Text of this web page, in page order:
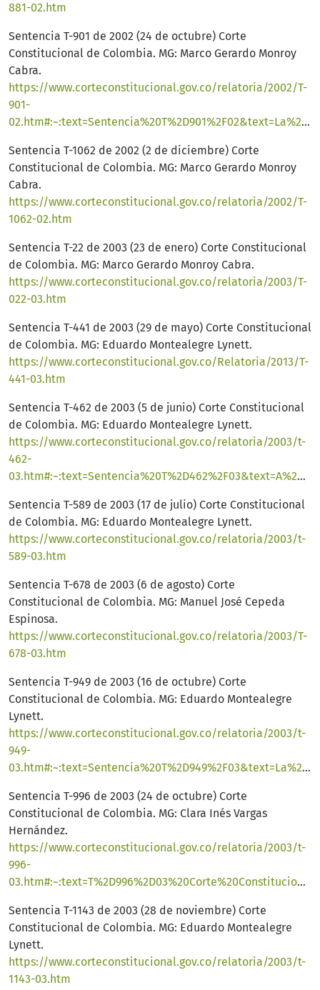
881-02.htm
Sentencia T-901 de 2002 (24 de octubre) Corte
Constitucional de Colombia. MG: Marco Gerardo Monroy
Cabra.
https://www.corteconstitucional.gov.co/relatoria/2002/T-
901-
02.htm#:~:text=Sentencia%20T%2D901%2F02&text=La%20mora%2C%20como%20t%C3%ADtulo%20jur%C3%ADdico,acuerdo%20con%20el%20plazo%20estipulado
Sentencia T-1062 de 2002 (2 de diciembre) Corte
Constitucional de Colombia. MG: Marco Gerardo Monroy
Cabra.
https://www.corteconstitucional.gov.co/relatoria/2002/T-
1062-02.htm
Sentencia T-22 de 2003 (23 de enero) Corte Constitucional
de Colombia. MG: Marco Gerardo Monroy Cabra.
https://www.corteconstitucional.gov.co/relatoria/2003/T-
022-03.htm
Sentencia T-441 de 2003 (29 de mayo) Corte Constitucional
de Colombia. MG: Eduardo Montealegre Lynett.
https://www.corteconstitucional.gov.co/Relatoria/2013/T-
441-03.htm
Sentencia T-462 de 2003 (5 de junio) Corte Constitucional
de Colombia. MG: Eduardo Montealegre Lynett.
https://www.corteconstitucional.gov.co/relatoria/2003/t-
462-
03.htm#:~:text=Sentencia%20T%2D462%2F03&text=A%20partir%20de%20la%20propia,actuaciones%20de%20las%20autoridades%20judiciales
Sentencia T-589 de 2003 (17 de julio) Corte Constitucional
de Colombia. MG: Eduardo Montealegre Lynett.
https://www.corteconstitucional.gov.co/relatoria/2003/t-
589-03.htm
Sentencia T-678 de 2003 (6 de agosto) Corte
Constitucional de Colombia. MG: Manuel José Cepeda
Espinosa.
https://www.corteconstitucional.gov.co/relatoria/2003/T-
678-03.htm
Sentencia T-949 de 2003 (16 de octubre) Corte
Constitucional de Colombia. MG: Eduardo Montealegre
Lynett.
https://www.corteconstitucional.gov.co/relatoria/2003/t-
949-
03.htm#:~:text=Sentencia%20T%2D949%2F03&text=La%20Corte%20Constitucional%20comparte%20la,la%20Corte%20Suprema%20de%20Justicia
Sentencia T-996 de 2003 (24 de octubre) Corte
Constitucional de Colombia. MG: Clara Inés Vargas
Hernández.
https://www.corteconstitucional.gov.co/relatoria/2003/t-
996-
03.htm#:~:text=T%2D996%2D03%20Corte%20Constitucional%20de%20Colombia&text=Cuando%20el%20juez%20se%20desv%C3%ADa,se%20configura%20el%20defecto%20procedimental
Sentencia T-1143 de 2003 (28 de noviembre) Corte
Constitucional de Colombia. MG: Eduardo Montealegre
Lynett.
https://www.corteconstitucional.gov.co/relatoria/2003/t-
1143-03.htm